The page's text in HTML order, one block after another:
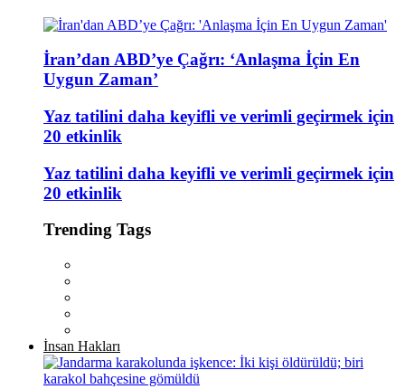
İran’dan ABD’ye Çağrı: ‘Anlaşma İçin En
Uygun Zaman’
Yaz tatilini daha keyifli ve verimli geçirmek için
20 etkinlik
Yaz tatilini daha keyifli ve verimli geçirmek için
20 etkinlik
Trending Tags
İnsan Hakları